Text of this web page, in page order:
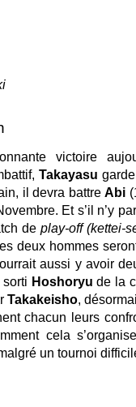
victoire
Takayasu
il devra battreAbi
Et s’il n’y
deplay-off (kettei-
deux hommes
aussi y avoir
sorti Hoshoryu de la
Takakeisho,
chacun leurs
cela
un tournoi